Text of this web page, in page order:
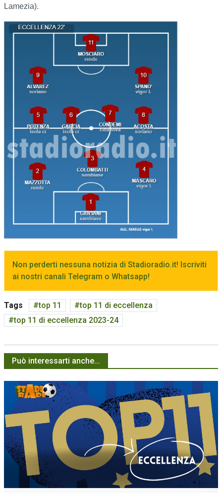
Lamezia).
Non perderti nessuna notizia di Stadioradio.it! Iscriviti
ai nostri canali Telegram o Whatsapp!
Tags top 11
top 11 di eccellenza
top 11 di eccellenza 2023-24
Può interessarti anche...